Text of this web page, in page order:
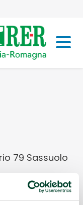
79 Sassuolo